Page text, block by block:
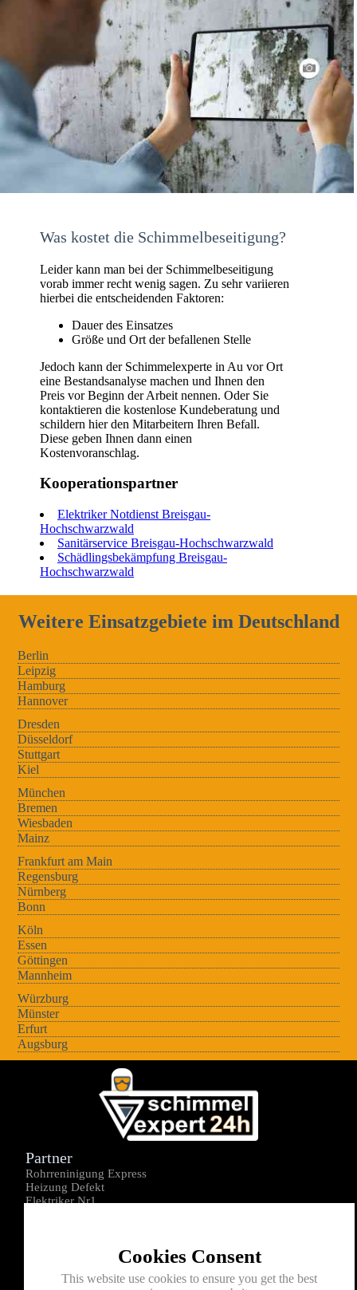
Was kostet die Schimmelbeseitigung?
Leider kann man bei der Schimmelbeseitigung
vorab immer recht wenig sagen. Zu sehr variieren
hierbei die entscheidenden Faktoren:
Dauer des Einsatzes
Größe und Ort der befallenen Stelle
Jedoch kann der Schimmelexperte in Au vor Ort
eine Bestandsanalyse machen und Ihnen den
Preis vor Beginn der Arbeit nennen. Oder Sie
kontaktieren die kostenlose Kundeberatung und
schildern hier den Mitarbeitern Ihren Befall.
Diese geben Ihnen dann einen
Kostenvoranschlag.
Kooperationspartner
Elektriker Notdienst Breisgau-
Hochschwarzwald
Sanitärservice Breisgau-Hochschwarzwald
Schädlingsbekämpfung Breisgau-
Hochschwarzwald
Weitere Einsatzgebiete im Deutschland
Berlin
Leipzig
Hamburg
Hannover
Dresden
Düsseldorf
Stuttgart
Kiel
München
Bremen
Wiesbaden
Mainz
Frankfurt am Main
Regensburg
Nürnberg
Bonn
Köln
Essen
Göttingen
Mannheim
Würzburg
Münster
Erfurt
Augsburg
Cookies Consent
This website use cookies to ensure you get the best
Partner
Rohrreninigung Express
Heizung Defekt
Elektriker Nr1
Kontakt